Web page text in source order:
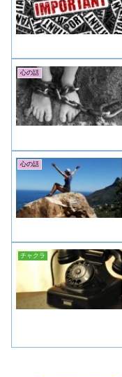
心の話
心の話
チャクラ